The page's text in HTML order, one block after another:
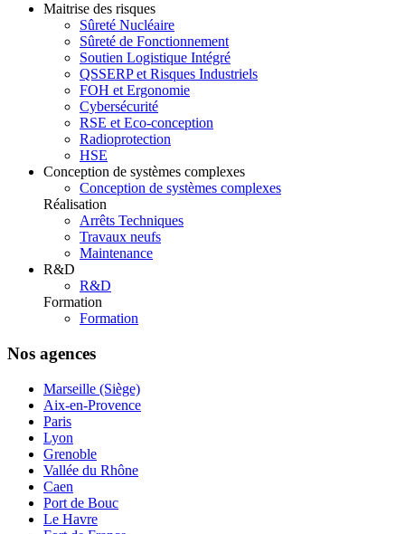
Maitrise des risques
Sûreté Nucléaire
Sûreté de Fonctionnement
Soutien Logistique Intégré
QSSERP et Risques Industriels
FOH et Ergonomie
Cybersécurité
RSE et Eco-conception
Radioprotection
HSE
Conception de systèmes complexes
Conception de systèmes complexes
Réalisation
Arrêts Techniques
Travaux neufs
Maintenance
R&D
R&D
Formation
Formation
Nos agences
Marseille (Siège)
Aix-en-Provence
Paris
Lyon
Grenoble
Vallée du Rhône
Caen
Port de Bouc
Le Havre